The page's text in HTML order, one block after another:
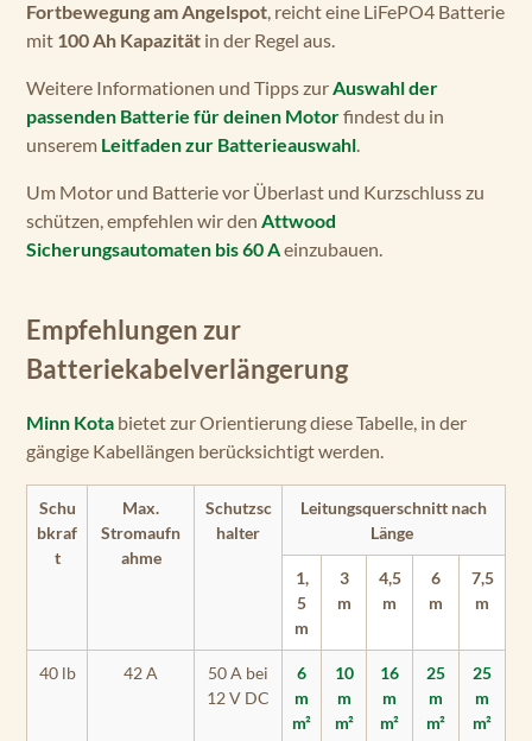
Fortbewegung am Angelspot, reicht eine LiFePO4 Batterie
mit 100 Ah Kapazität in der Regel aus.
Weitere Informationen und Tipps zurAuswahl der
passenden Batterie für deinen Motorfindest du in
unserem Leitfaden zur Batterieauswahl.
Um Motor und Batterie vor Überlast und Kurzschluss zu
schützen, empfehlen wir den Attwood
Sicherungsautomaten bis 60 Aeinzubauen.
Empfehlungen zur
Batteriekabelverlängerung
Minn Kota bietet zur Orientierung diese Tabelle, in der
gängige Kabellängen berücksichtigt werden.
Schu
bkraf
t
Max.
Stromaufn
ahme
Schutzsc
halter
Leitungsquerschnitt nach
Länge
1,
5
m
3
m
4,5
m
6
m
7,5
m
40 lb 42 A
50 A bei
12 V DC
6
m
m²
10
m
m²
16
m
m²
25
m
m²
25
m
m²